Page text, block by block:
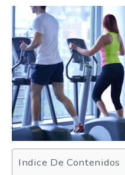
Indice De Contenidos